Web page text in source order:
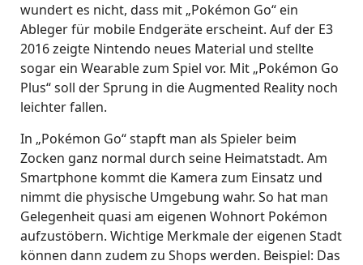
wundert es nicht, dass mit „Pokémon Go“ ein
Ableger für mobile Endgeräte erscheint. Auf der E3
2016 zeigte Nintendo neues Material und stellte
sogar ein Wearable zum Spiel vor. Mit „Pokémon Go
Plus“ soll der Sprung in die Augmented Reality noch
leichter fallen.
In „Pokémon Go“ stapft man als Spieler beim
Zocken ganz normal durch seine Heimatstadt. Am
Smartphone kommt die Kamera zum Einsatz und
nimmt die physische Umgebung wahr. So hat man
Gelegenheit quasi am eigenen Wohnort Pokémon
aufzustöbern. Wichtige Merkmale der eigenen Stadt
können dann zudem zu Shops werden. Beispiel: Das